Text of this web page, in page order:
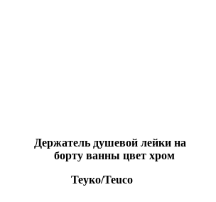
Держатель душевой лейки на
борту ванны цвет хром
Теуко/Teuco